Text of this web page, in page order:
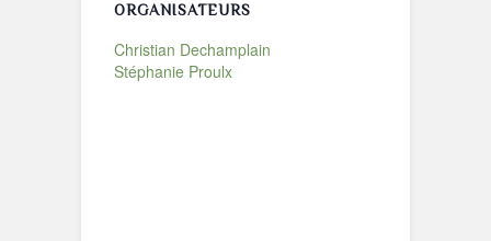
ORGANISATEURS
Christian Dechamplain
Stéphanie Proulx